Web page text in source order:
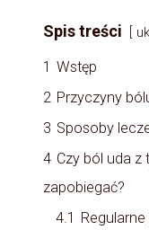
Spis treści
1 Wstęp
2 Przyczyny
3 Sposoby
4 Czy ból uda z
zapobiegać?
4.1